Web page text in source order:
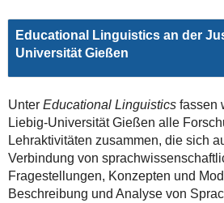
Educational Linguistics an der
Universität Gießen
Unter Educational Linguisticsfassen
Liebig-Universität Gießen alle
Lehraktivitäten zusammen, die sich
Verbindung von
Fragestellungen, Konzepten und
Beschreibung und Analyse von